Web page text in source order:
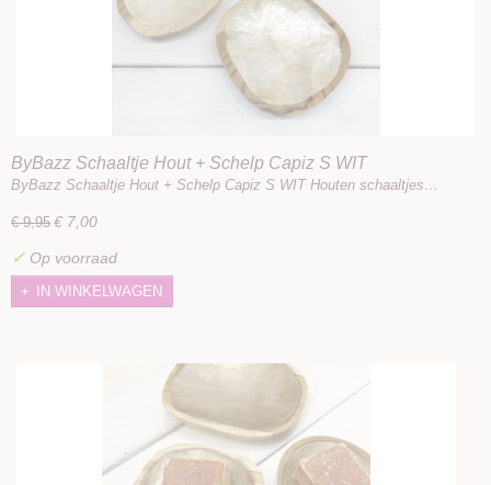
ByBazz Schaaltje Hout + Schelp Capiz S WIT
ByBazz Schaaltje Hout + Schelp Capiz S WIT Houten schaaltjes…
€ 9,95 € 7,00
✓ Op voorraad
IN WINKELWAGEN